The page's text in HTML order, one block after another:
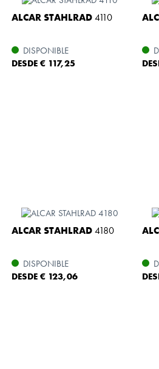
ALCAR STAHLRAD4110
DISPONIBLE
DESDE € 117,25
ALCAR STAHLRAD4180
DISPONIBLE
DESDE € 123,06